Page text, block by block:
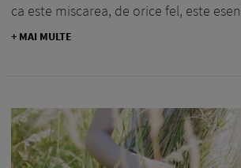
ca este miscarea, de orice fel, este
+ MAI MULTE